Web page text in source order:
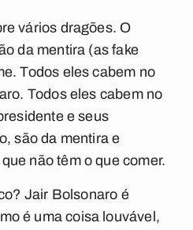
vários dragões. O
da mentira (as fake
Todos eles cabem no
Todos eles cabem no
e seus
são da mentira e
não têm o que comer.
Jair Bolsonaro é
é uma coisa louvável,